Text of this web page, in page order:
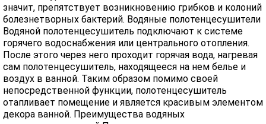
значит, препятствует возникновению грибков и колоний
болезнетворных бактерий. Водяные полотенцесушители
Водяной полотенцесушитель подключают к системе
горячего водоснабжения или центрального отопления.
После этого через него проходит горячая вода, нагревая
сам полотенцесушитель, находящееся на нем белье и
воздух в ванной. Таким образом помимо своей
непосредственной функции, полотенцесушитель
отапливает помещение и является красивым элементом
декора ванной. Преимущества водяных